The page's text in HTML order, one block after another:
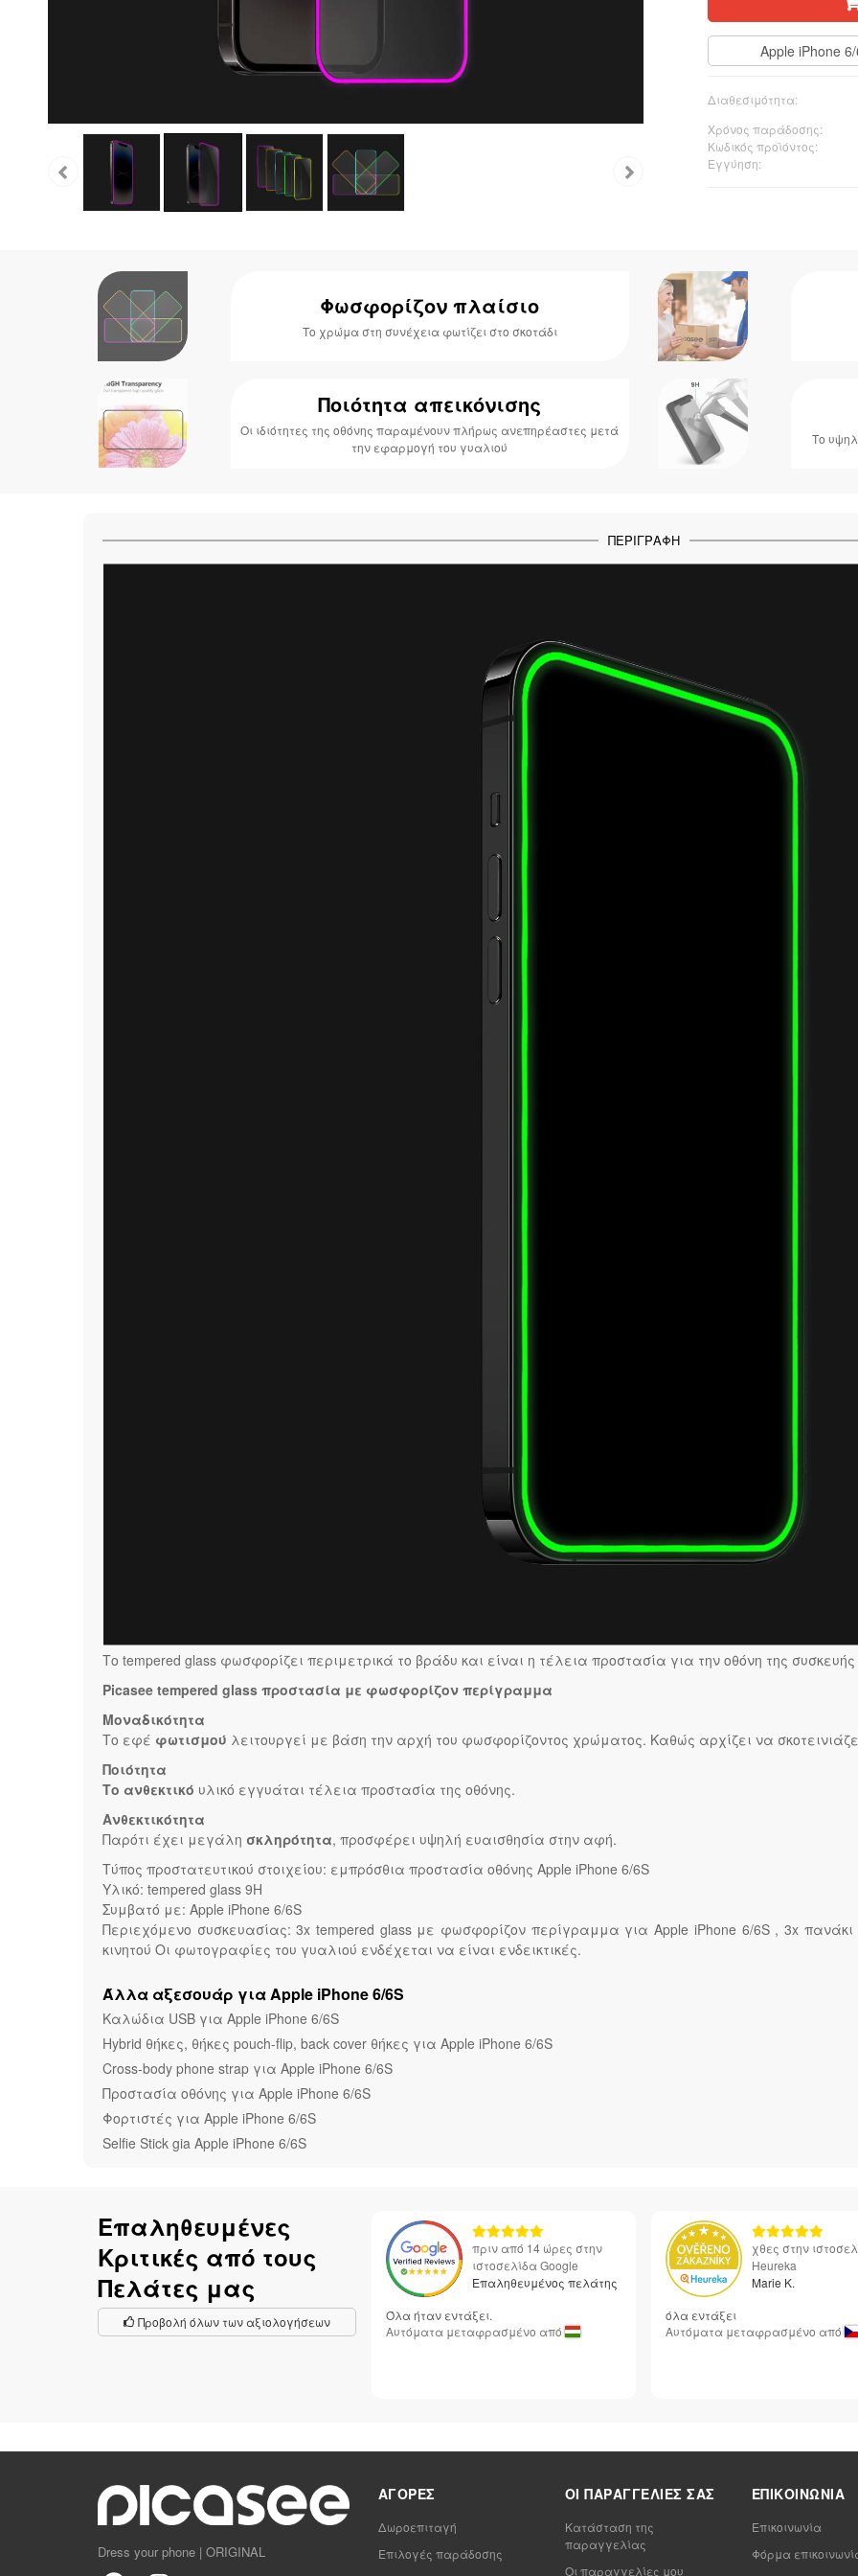
Apple iPhone
Διαθεσιμότητα:
Χρόνος παράδοσης:
Κωδικός προϊόντος:
Εγγύηση:
Φωσφορίζον πλαίσιο
Το χρώμα στη συνέχεια φωτίζει στο σκοτάδι
Ποιότητα απεικόνισης
Οι ιδιότητες της οθόνης παραμένουν πλήρως ανεπηρέαστες μετά
την εφαρμογή του γυαλιού
Το
ΠΕΡΙΓΡΑΦΉ
Το tempered glass φωσφορίζει περιμετρικά το βράδυ και είναι η τέλεια προστασία για την οθόνη της
Picasee tempered glass προστασία με φωσφορίζον περίγραμμα
Μοναδικότητα
Το εφέ φωτισμού λειτουργεί με βάση την αρχή του φωσφορίζοντος χρώματος. Καθώς αρχίζει να
Ποιότητα
Το ανθεκτικό υλικό εγγυάται τέλεια προστασία της οθόνης.
Ανθεκτικότητα
Παρότι έχει μεγάλη σκληρότητα, προσφέρει υψηλή ευαισθησία στην αφή.
Τύπος προστατευτικού στοιχείου: εμπρόσθια προστασία οθόνης Apple iPhone 6/6S
Υλικό: tempered glass 9H
Συμβατό με: Apple iPhone 6/6S
Περιεχόμενο συσκευασίας: 3x tempered glass με φωσφορίζον περίγραμμα για Apple iPhone 6/6S , 3x
κινητού Οι φωτογραφίες του γυαλιού ενδέχεται να είναι ενδεικτικές.
Άλλα αξεσουάρ για Apple iPhone 6/6S
Καλώδια USB για Apple iPhone 6/6S
Hybrid θήκες, θήκες pouch-flip, back cover θήκες για Apple iPhone 6/6S
Cross-body phone strap για Apple iPhone 6/6S
Προστασία οθόνης για Apple iPhone 6/6S
Φορτιστές για Apple iPhone 6/6S
Selfie Stick gia Apple iPhone 6/6S
Επαληθευμένες
Κριτικές από τους
Πελάτες μας
Προβολή όλων των αξιολογήσεων
πριν από 14 ώρες στην
ιστοσελίδα Google
Επαληθευμένος πελάτης
Όλα ήταν εντάξει.
Αυτόματα μεταφρασμένο από
χθες στην
Heureka
Marie K.
όλα εντάξει
Αυτόματα μεταφρασμένο από
Dress your phone | ORIGINAL
ΑΓΟΡΈΣ
Δωροεπιταγή
Επιλογές παράδοσης
ΟΙ ΠΑΡΑΓΓΕΛΊΕΣ ΣΑΣ
Κατάσταση της
παραγγελίας
Οι παραγγελίες μου
ΕΠΙΚΟΙΝΩΝΊΑ
Επικοινωνία
Φόρμα